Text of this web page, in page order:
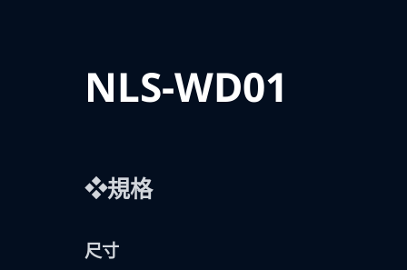
NLS-WD01
❖規格
尺寸